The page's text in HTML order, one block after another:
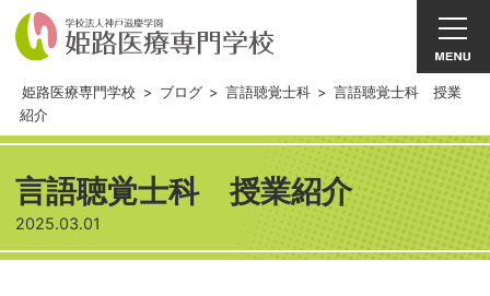
姫路医療専門学校 > ブログ > 言語聴覚士科 > 言語聴覚士科 授業
紹介
言語聴覚士科 授業紹介
2025.03.01